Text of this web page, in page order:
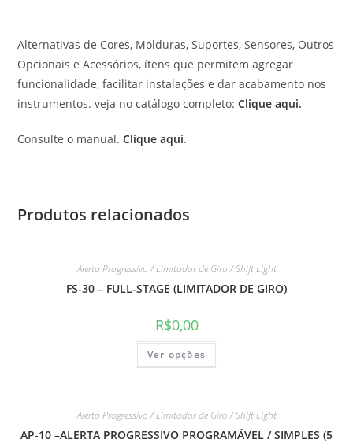
Alternativas de Cores, Molduras, Suportes, Sensores, Outros
Opcionais e Acessórios, ítens que permitem agregar
funcionalidade, facilitar instalações e dar acabamento nos
instrumentos. veja no catálogo completo:Clique aqui.
Consulte o manual.Clique aqui.
Produtos relacionados
Alerta Progressivo / Limitador de Giro / Shift Light
FS-30 – FULL-STAGE (LIMITADOR DE GIRO)
R$0,00
Ver opções
Este
tem
opções
podem
ser
Alerta Progressivo / Limitador de Giro / Shift Light
AP-10 –ALERTA PROGRESSIVO PROGRAMÁVEL / SIMPLES (5